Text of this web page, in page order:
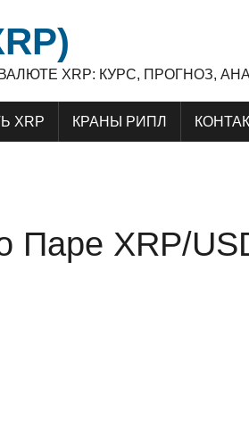
XRP: КУРС, ПРОГНОЗ,
XRP КРАНЫ РИПЛ
Паре XRP/